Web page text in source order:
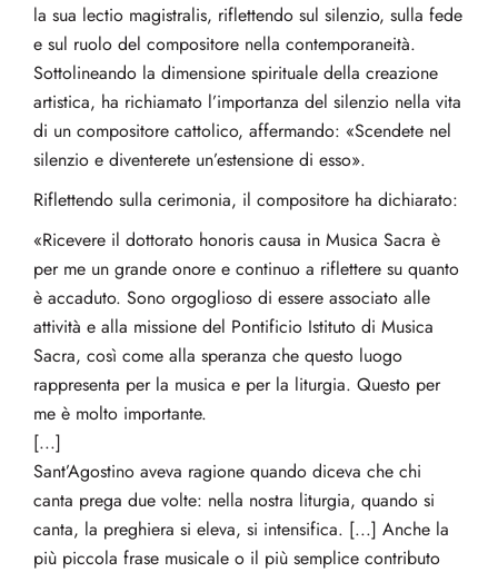
la sua lectio magistralis, riflettendo sul silenzio, sulla fede
e sul ruolo del compositore nella contemporaneità.
Sottolineando la dimensione spirituale della creazione
artistica, ha richiamato l’importanza del silenzio nella vita
di un compositore cattolico, affermando: «Scendete nel
silenzio e diventerete un’estensione di esso».
Riflettendo sulla cerimonia, il compositore ha dichiarato:
«Ricevere il dottorato honoris causa in Musica Sacra è
per me un grande onore e continuo a riflettere su quanto
è accaduto. Sono orgoglioso di essere associato alle
attività e alla missione del Pontificio Istituto di Musica
Sacra, così come alla speranza che questo luogo
rappresenta per la musica e per la liturgia. Questo per
me è molto importante.
[...]
Sant’Agostino aveva ragione quando diceva che chi
canta prega due volte: nella nostra liturgia, quando si
canta, la preghiera si eleva, si intensifica. [...] Anche la
più piccola frase musicale o il più semplice contributo